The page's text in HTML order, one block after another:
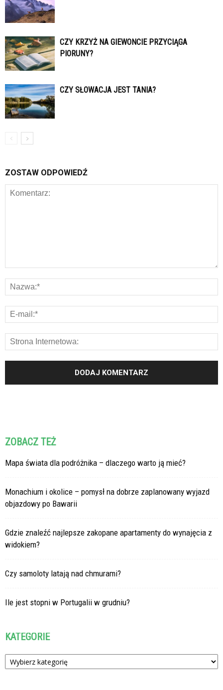
CZY KRZYŻ NA GIEWONCIE PRZYCIĄGA
PIORUNY?
CZY SŁOWACJA JEST TANIA?
ZOSTAW ODPOWIEDŹ
ZOBACZ TEŻ
Mapa świata dla podróżnika – dlaczego warto ją mieć?
Monachium i okolice – pomysł na dobrze zaplanowany wyjazd
objazdowy po Bawarii
Gdzie znaleźć najlepsze zakopane apartamenty do wynajęcia z
widokiem?
Czy samoloty latają nad chmurami?
Ile jest stopni w Portugalii w grudniu?
KATEGORIE
Kategorie